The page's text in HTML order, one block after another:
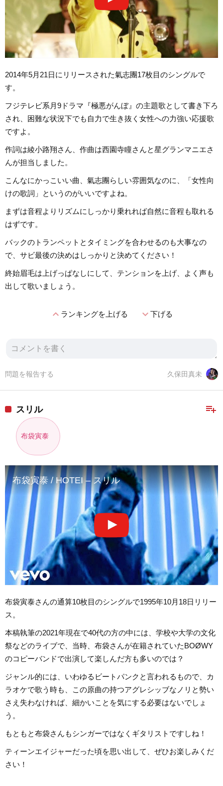
2014年5月21日にリリースされた氣志團17枚目のシングルで
す。
フジテレビ系月9ドラマ『極悪がんぼ』の主題歌として書き下ろ
され、困難な状況下でも自力で生き抜く女性への力強い応援歌
ですよ。
作詞は綾小路翔さん、作曲は西園寺瞳さんと星グランマニエさ
んが担当しました。
こんなにかっこいい曲、氣志團らしい雰囲気なのに、「女性向
けの歌詞」というのがいいですよね。
まずは音程よりリズムにしっかり乗れれば自然に音程も取れる
はずです。
バックのトランペットとタイミングを合わせるのも大事なの
で、サビ最後の決めはしっかりと決めてください！
終始眉毛は上げっぱなしにして、テンションを上げ、よく声も
出して歌いましょう。
expand_lessランキングを上げる expand_more下げる
久保田真未
問題を報告する
playlist_add
スリル
布袋寅泰
布袋寅泰 / HOTEI – スリル
布袋寅泰さんの通算10枚目のシングルで1995年10月18日リリー
ス。
本稿執筆の2021年現在で40代の方の中には、学校や大学の文化
祭などのライブで、当時、布袋さんが在籍されていたBOØWY
のコピーバンドで出演して楽しんだ方も多いのでは？
ジャンル的には、いわゆるビートパンクと言われるもので、カ
ラオケで歌う時も、この原曲の持つアグレシッブなノリと勢い
さえ失わなければ、細かいことを気にする必要はないでしょ
う。
もともと布袋さんもシンガーではなくギタリストですしね！
ティーンエイジャーだった頃を思い出して、ぜひお楽しみくだ
さい！